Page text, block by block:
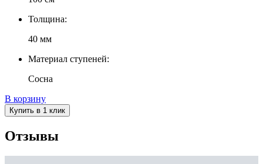
Толщина:
40 мм
Материал ступеней:
Сосна
В корзину
Купить в 1 клик
Отзывы